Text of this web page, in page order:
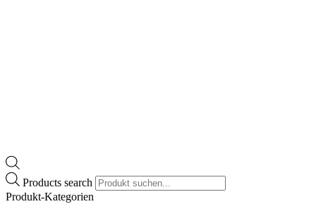
Products search
Produkt-Kategorien